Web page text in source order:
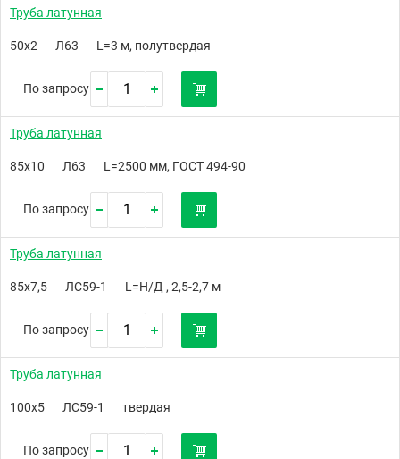
Труба латунная
50х2 Л63 L=3 м, полутвердая
По запросу
Труба латунная
85х10 Л63 L=2500 мм, ГОСТ 494-90
По запросу
Труба латунная
85х7,5 ЛС59-1 L=Н/Д , 2,5-2,7 м
По запросу
Труба латунная
100х5 ЛС59-1 твердая
По запросу